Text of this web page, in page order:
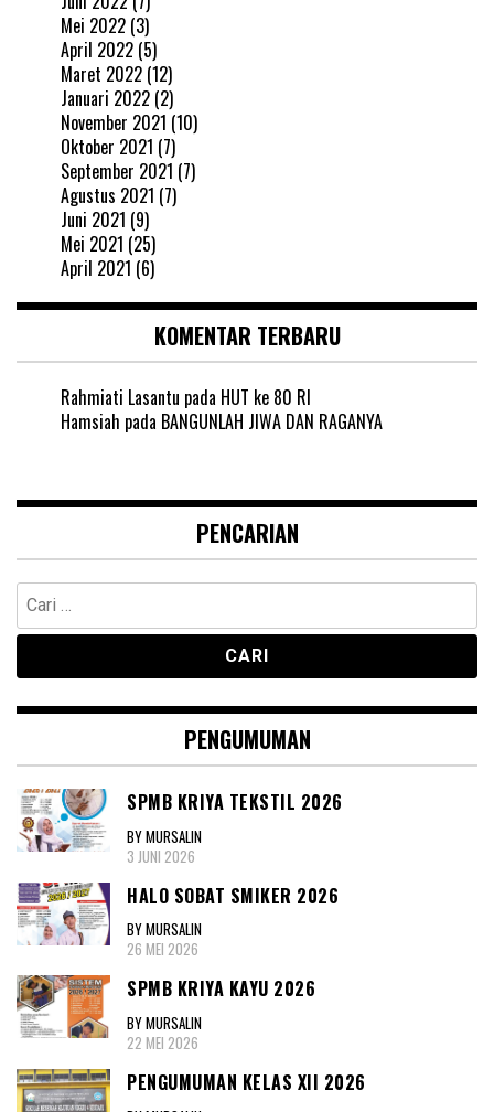
Mei 2022 (3)
April 2022 (5)
Maret 2022 (12)
Januari 2022 (2)
November 2021 (10)
Oktober 2021 (7)
September 2021 (7)
Agustus 2021 (7)
Juni 2021 (9)
Mei 2021 (25)
April 2021 (6)
KOMENTAR TERBARU
Rahmiati Lasantu pada HUT ke 80 RI
Hamsiah pada BANGUNLAH JIWA DAN RAGANYA
PENCARIAN
Cari
untuk:
PENGUMUMAN
SPMB KRIYA TEKSTIL 2026
BY MURSALIN
3 JUNI 2026
HALO SOBAT SMIKER 2026
BY MURSALIN
26 MEI 2026
SPMB KRIYA KAYU 2026
BY MURSALIN
22 MEI 2026
PENGUMUMAN KELAS XII 2026